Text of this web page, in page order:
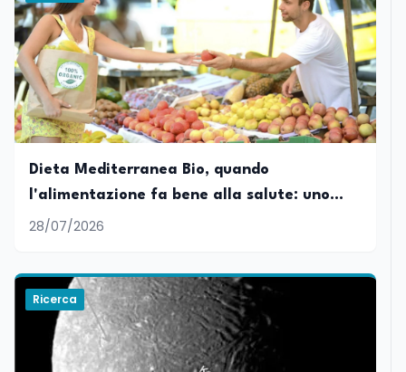
Dieta Mediterranea Bio, quando
l'alimentazione fa bene alla salute: uno
studio condotto da UniTorVergata e
28/07/2026
Ricerca